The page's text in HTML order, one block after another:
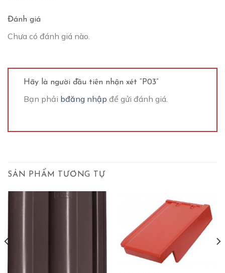
Đánh giá
Chưa có đánh giá nào.
Hãy là người đầu tiên nhận xét “P03”
Bạn phải bđăng nhập để gửi đánh giá.
SẢN PHẨM TƯƠNG TỰ